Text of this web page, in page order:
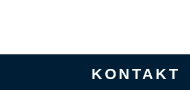
KONTAKT